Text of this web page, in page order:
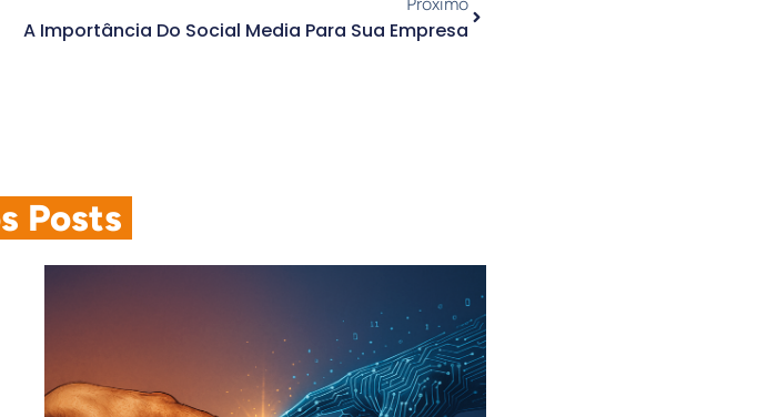
A Importância Do Social Media Para Sua Empresa
Posts